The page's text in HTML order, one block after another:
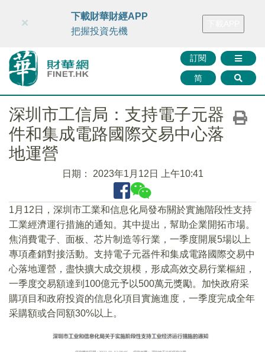
財華智庫網 FINTV FINMETA 財華證券 媒體矩陣
訂閱
简
×
下載財華財經APP
把握投資先機
深圳市工信局：支持電子元器
件和集成電路國際交易中心落
地運營
日期： 2023年1月12日 上午10:41
1月12日，深圳市工業和信息化局發布關於實施階段性支持
工業經濟運行措施的通知。其中提出，幫助企業開拓市場。
焦消費電子、面板、芯片制造等行業，一季度開展5場以上
專項產銷對接活動。支持電子元器件和集成電路國際交易中
心落地運營，盡快擴大成交規模，形成高效交易行業樞紐，
一季度交易額達到100億元予以500萬元獎勵。加快政府采
購項目和政府投資的信息化項目實施進度，一季度完成全年
采購額或合同額30%以上。